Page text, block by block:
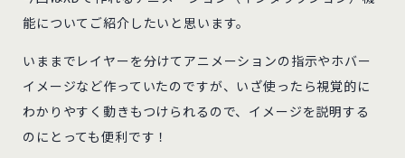
能についてご紹介したいと思います。
いままでレイヤーを分けてアニメーションの指示やホバー
イメージなど作っていたのですが、いざ使ったら視覚的に
わかりやすく動きもつけられるので、イメージを説明する
のにとっても便利です！